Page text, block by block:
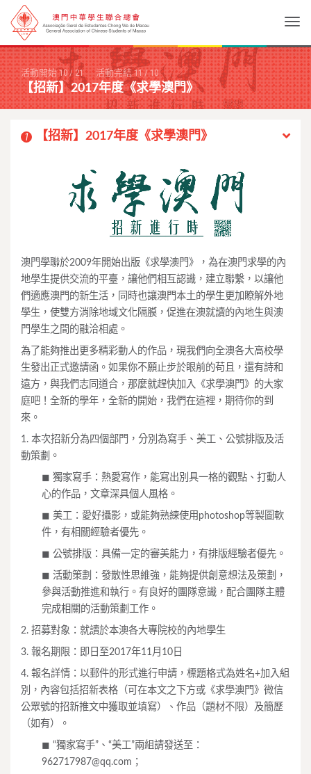
活動開始 10/21 活動完結 11/10
【招新】2017年度《求學澳門》
1 【招新】2017年度《求學澳門》
澳門學聯於2009年開始出版《求學澳門》，為在澳門求學的內
地學生提供交流的平臺，讓他們相互認識，建立聯繫，以讓他
們適應澳門的新生活，同時也讓澳門本土的學生更加瞭解外地
學生，使雙方消除地域文化隔膜，促進在澳就讀的內地生與澳
門學生之間的融洽相處。
為了能夠推出更多精彩動人的作品，現我們向全澳各大高校學
生發出正式邀請函。如果你不願止步於眼前的苟且，還有詩和
遠方，與我們志同道合，那麼就趕快加入《求學澳門》的大家
庭吧！全新的學年，全新的開始，我們在這裡，期待你的到
來。
1. 本次招新分為四個部門，分別為寫手、美工、公號排版及活
動策劃。
◼︎ 獨家寫手：熱愛寫作，能寫出別具一格的觀點、打動人
心的作品，文章深具個人風格。
◼︎ 美工：愛好攝影，或能夠熟練使用photoshop等製圖軟
件，有相關經驗者優先。
◼︎ 公號排版：具備一定的審美能力，有排版經驗者優先。
◼︎ 活動策劃：發散性思維強，能夠提供創意想法及策劃，
參與活動推進和執行。有良好的團隊意識，配合團隊主體
完成相關的活動策劃工作。
2. 招募對象：就讀於本澳各大專院校的內地學生
3. 報名期限：即日至2017年11月10日
4. 報名詳情：以郵件的形式進行申請，標題格式為姓名+加入組
別，內容包括招新表格（可在本文之下方或《求學澳門》微信
公眾號的招新推文中獲取並填寫）、作品（題材不限）及簡歷
（如有）。
◼︎ “獨家寫手”、“美工”兩組請發送至：
962717987@qq.com ；